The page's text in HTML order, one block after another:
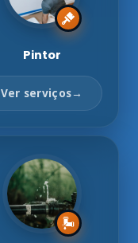
Pintor
Ver serviços→